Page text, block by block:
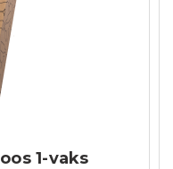
1-vaks